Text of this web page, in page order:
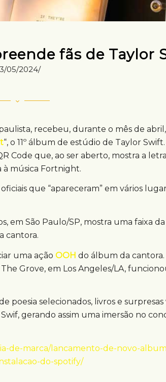
fãs de Taylor
05/2024/
recebeu, durante o mês de
“, o 11º álbum de estúdio de Taylor
Code que, ao ser aberto, mostra a letra
música Fortnight.
que “apareceram” em vários
em São Paulo/SP, mostra uma faixa
cantora.
uma ação OOH do álbum da
Grove, em Los Angeles/LA,
poesia selecionados, livros e surpresas
gerando assim uma imersão no
de-marca/lancamento-de-novo-
do-spotify/